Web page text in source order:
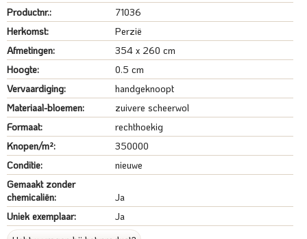
Productnr.:
71036
Herkomst:
Perzië
Afmetingen:
354 x 260 cm
Hoogte:
0.5 cm
Vervaardiging:
handgeknoopt
Materiaal-bloemen:
zuivere scheerwol
Formaat:
rechthoekig
Knopen/m²:
350000
Conditie:
nieuwe
Gemaakt zonder
chemicaliën:
Ja
Uniek exemplaar:
Ja